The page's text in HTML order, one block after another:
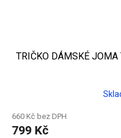
TRIČKO DÁMSKÉ JOMA
660 Kč bez DPH
799 Kč